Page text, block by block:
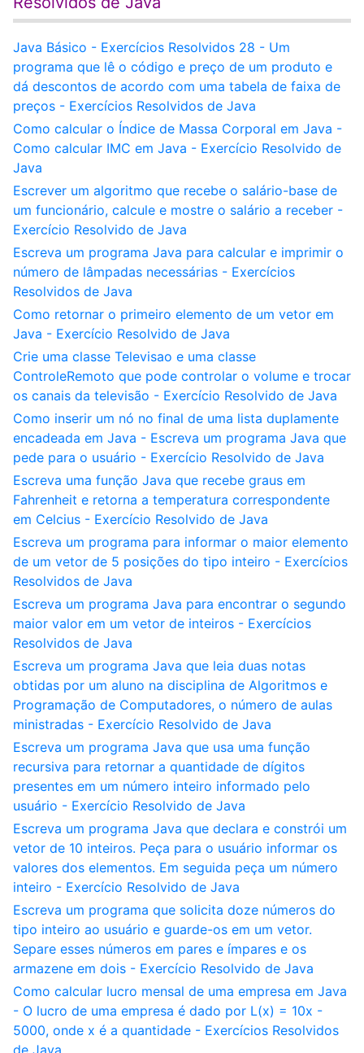
Java Básico - Exercícios Resolvidos 28 - Um
programa que lê o código e preço de um produto e
dá descontos de acordo com uma tabela de faixa de
preços - Exercícios Resolvidos de Java
Como calcular o Índice de Massa Corporal em Java -
Como calcular IMC em Java - Exercício Resolvido de
Java
Escrever um algoritmo que recebe o salário-base de
um funcionário, calcule e mostre o salário a receber -
Exercício Resolvido de Java
Escreva um programa Java para calcular e imprimir o
número de lâmpadas necessárias - Exercícios
Resolvidos de Java
Como retornar o primeiro elemento de um vetor em
Java - Exercício Resolvido de Java
Crie uma classe Televisao e uma classe
ControleRemoto que pode controlar o volume e trocar
os canais da televisão - Exercício Resolvido de Java
Como inserir um nó no final de uma lista duplamente
encadeada em Java - Escreva um programa Java que
pede para o usuário - Exercício Resolvido de Java
Escreva uma função Java que recebe graus em
Fahrenheit e retorna a temperatura correspondente
em Celcius - Exercício Resolvido de Java
Escreva um programa para informar o maior elemento
de um vetor de 5 posições do tipo inteiro - Exercícios
Resolvidos de Java
Escreva um programa Java para encontrar o segundo
maior valor em um vetor de inteiros - Exercícios
Resolvidos de Java
Escreva um programa Java que leia duas notas
obtidas por um aluno na disciplina de Algoritmos e
Programação de Computadores, o número de aulas
ministradas - Exercício Resolvido de Java
Escreva um programa Java que usa uma função
recursiva para retornar a quantidade de dígitos
presentes em um número inteiro informado pelo
usuário - Exercício Resolvido de Java
Escreva um programa Java que declara e constrói um
vetor de 10 inteiros. Peça para o usuário informar os
valores dos elementos. Em seguida peça um número
inteiro - Exercício Resolvido de Java
Escreva um programa que solicita doze números do
tipo inteiro ao usuário e guarde-os em um vetor.
Separe esses números em pares e ímpares e os
armazene em dois - Exercício Resolvido de Java
Como calcular lucro mensal de uma empresa em Java
- O lucro de uma empresa é dado por L(x) = 10x -
5000, onde x é a quantidade - Exercícios Resolvidos
de Java